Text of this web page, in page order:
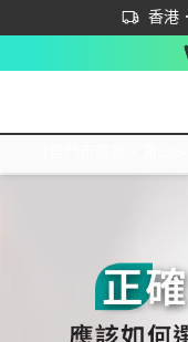
香港
立即
首次APP下
Tag:流感7